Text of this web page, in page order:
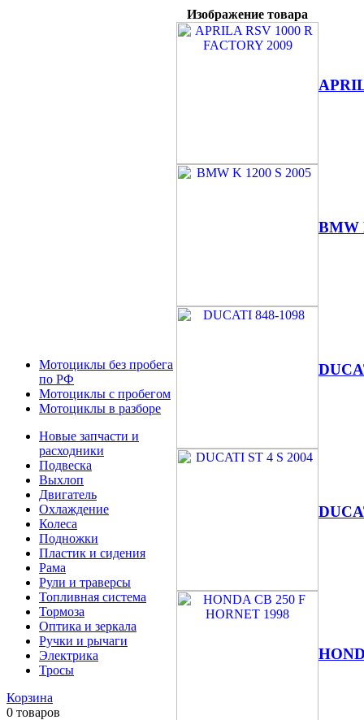
Мотоциклы без пробега
по РФ
Мотоциклы с пробегом
Мотоциклы в разборе
Новые запчасти и
расходники
Подвеска
Выхлоп
Двигатель
Охлаждение
Колеса
Подножки
Пластик и сидения
Рама
Рули и траверсы
Топливная система
Тормоза
Оптика и зеркала
Ручки и рычаги
Электрика
Тросы
Корзина
0 товаров
Изображение товара
BMW